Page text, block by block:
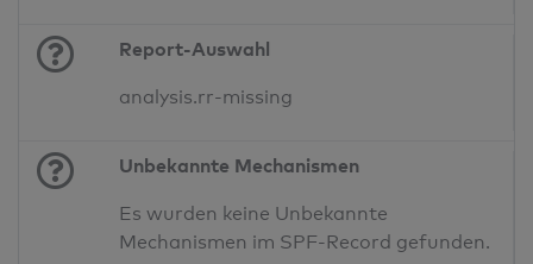
Report-Auswahl
analysis.rr-missing
Unbekannte Mechanismen
Es wurden keine Unbekannte
Mechanismen im SPF-Record gefunden.